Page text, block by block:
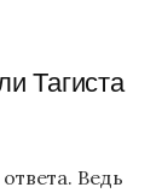
Тагиста
Ведь